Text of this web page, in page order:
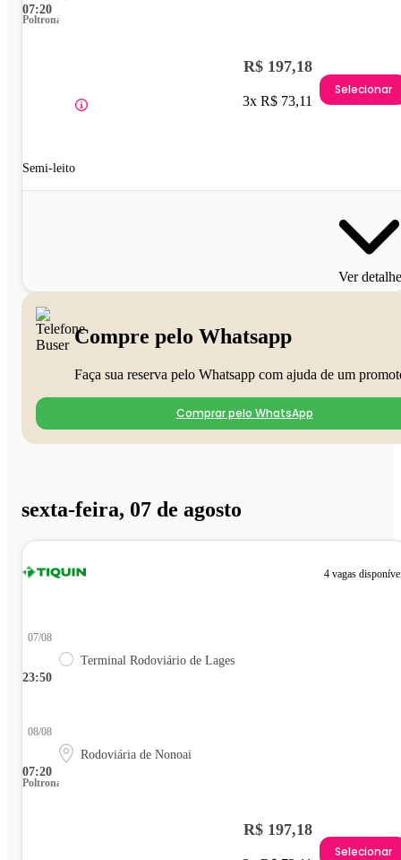
07:20
Poltrona
Semi-leito
R$ 197,18
3x R$ 73,11
Selecionar
Ver
Compre pelo Whatsapp
Faça sua reserva pelo Whatsapp com ajuda de um
Comprar pelo WhatsApp
sexta-feira, 07 de agosto
4 vagas
23:50
07/08
Terminal Rodoviário de Lages
07:20
08/08
Rodoviária de Nonoai
Poltrona
R$ 197,18
Selecionar